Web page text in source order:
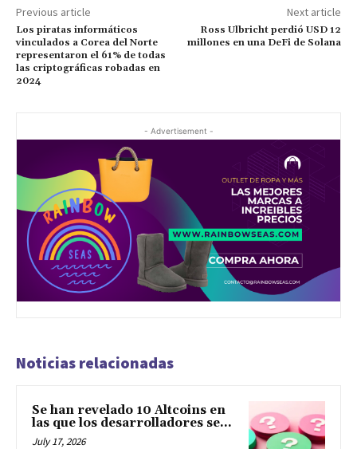
Previous article
Los piratas informáticos
vinculados a Corea del Norte
representaron el 61% de todas
las criptográficas robadas en
2024
Next article
Ross Ulbricht perdió USD 12
millones en una DeFi de Solana
- Advertisement -
Noticias relacionadas
Se han revelado 10 Altcoins en
las que los desarrolladores se...
July 17, 2026